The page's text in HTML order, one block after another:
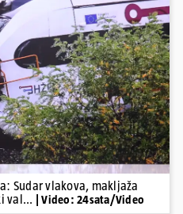
videa...
Sudar vlakova, makljaža
val...
| Video: 24sata/Video